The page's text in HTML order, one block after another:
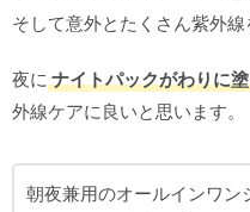
そして意外とたくさん紫外線
夜に ナイトパックがわりに
外線ケアに良いと思います。
朝夜兼用のオールインワン